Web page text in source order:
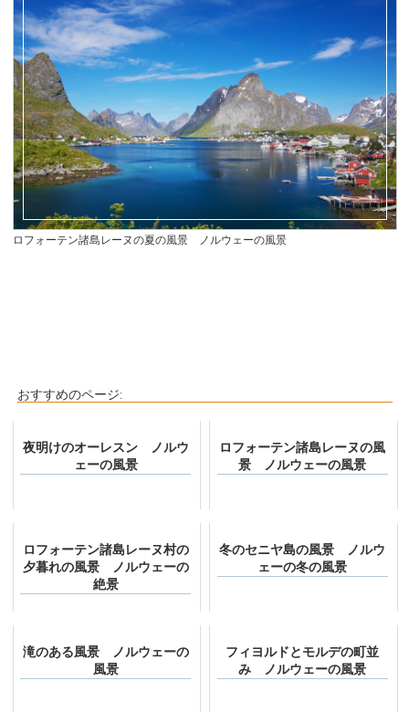
ロフォーテン諸島レーヌの夏の風景 ノルウェーの風景
おすすめのページ:
夜明けのオーレスン ノルウ
ェーの風景
ロフォーテン諸島レーヌの風
景 ノルウェーの風景
ロフォーテン諸島レーヌ村の
夕暮れの風景 ノルウェーの
絶景
冬のセニヤ島の風景 ノルウ
ェーの冬の風景
滝のある風景 ノルウェーの
風景
フィヨルドとモルデの町並
み ノルウェーの風景